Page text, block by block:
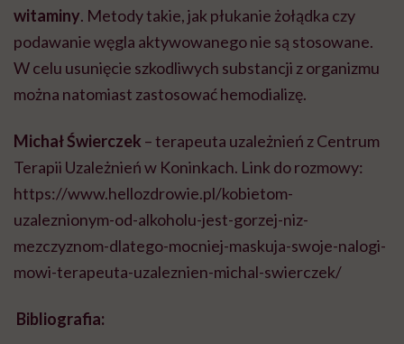
witaminy. Metody takie, jak płukanie żołądka czy
podawanie węgla aktywowanego nie są stosowane.
W celu usunięcie szkodliwych substancji z organizmu
można natomiast zastosować hemodializę.
Michał Świerczek – terapeuta uzależnień z Centrum
Terapii Uzależnień w Koninkach. Link do rozmowy:
https://www.hellozdrowie.pl/kobietom-
uzaleznionym-od-alkoholu-jest-gorzej-niz-
mezczyznom-dlatego-mocniej-maskuja-swoje-nalogi-
mowi-terapeuta-uzaleznien-michal-swierczek/
Bibliografia: